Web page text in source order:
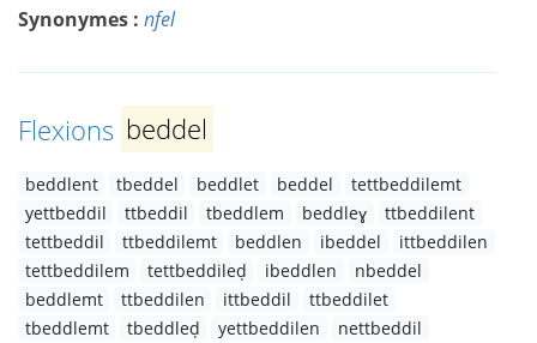
Synonymes : nfel
Flexions beddel
beddlent tbeddel beddlet beddel
tettbeddilemt
yettbeddil
ttbeddil tbeddlem beddleɣ
ttbeddilent
tettbeddil
ttbeddilemt beddlen ibeddel
ittbeddilen
tettbeddilem
tettbeddileḍ ibeddlen
nbeddel
beddlemt
ttbeddilen ittbeddil
ttbeddilet
tbeddlemt
tbeddleḍ yettbeddilen
nettbeddil